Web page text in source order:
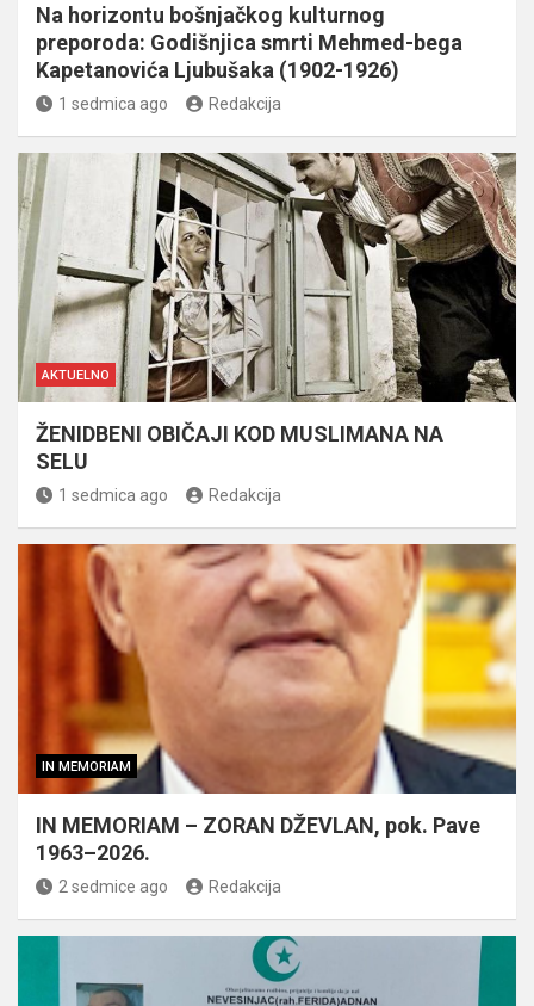
Na horizontu bošnjačkog kulturnog
preporoda: Godišnjica smrti Mehmed-bega
Kapetanovića Ljubušaka (1902-1926)
1 sedmica ago Redakcija
AKTUELNO
ŽENIDBENI OBIČAJI KOD MUSLIMANA NA
SELU
1 sedmica ago Redakcija
IN MEMORIAM
IN MEMORIAM – ZORAN DŽEVLAN, pok. Pave
1963–2026.
2 sedmice ago Redakcija